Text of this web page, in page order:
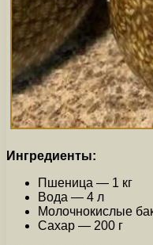
Ингредиенты:
Пшеница — 1 кг
Вода — 4 л
Молочнокислые
Сахар — 200 г